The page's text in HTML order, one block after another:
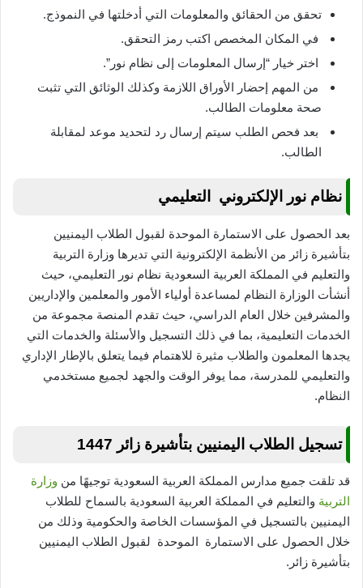
تحقق من الحقائق والمعلومات التي أدخلتها في النموذج.
في المكان المخصص اكتب رمز التحقق.
اختر خيار “إرسال المعلومات إلى نظام نور”.
من المهم إحضار الأوراق اللازمة وكذلك الوثائق التي تثبت
صحة معلومات الطالب.
بعد فحص الطلب سيتم إرسال رد لتحديد موعد لمقابلة
الطالب.
نظام نور الإلكتروني التعليمي
بعد الحصول على الاستمارة الموحدة لقبول الطلاب اليمنيين
بتأشيرة زائر من الأنظمة الإلكترونية التي تديرها وزارة التربية
والتعليم في المملكة العربية السعودية نظام نور التعليمي، حيث
أنشأت الوزارة النظام لمساعدة أولياء الأمور والمعلمين والإداريين
والمشرفين خلال العام الدراسي، حيث تقدم المنصة مجموعة من
الخدمات التعليمية، بما في ذلك التسجيل والأسئلة والخدمات التي
يجدها المعلمون والطلاب مثيرة للاهتمام فيما يتعلق بالإطار الإداري
والتعليمي للمدرسة، مما يوفر الوقت والجهد لجميع مستخدمي
النظام.
تسجيل الطلاب اليمنيين بتأشيرة زائر 1447
قد تلقت جميع مدارس المملكة العربية السعودية توجيهًا من وزارة
التربية والتعليم في المملكة العربية السعودية بالسماح للطلاب
اليمنيين بالتسجيل في المؤسسات الخاصة والحكومية وذلك من
خلال الحصول على الاستمارة الموحدة لقبول الطلاب اليمنيين
بتأشيرة زائر.